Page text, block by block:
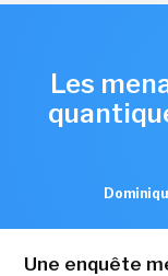
Les
Une enquête